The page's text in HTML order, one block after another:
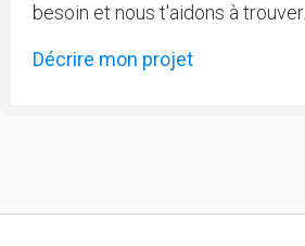
besoin et nous t'aidons à trouver.
Décrire mon projet